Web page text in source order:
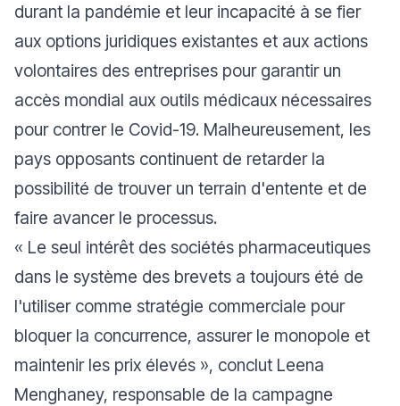
durant la pandémie et leur incapacité à se fier
aux options juridiques existantes et aux actions
volontaires des entreprises pour garantir un
accès mondial aux outils médicaux nécessaires
pour contrer le Covid-19. Malheureusement, les
pays opposants continuent de retarder la
possibilité de trouver un terrain d'entente et de
faire avancer le processus.
« Le seul intérêt des sociétés pharmaceutiques
dans le système des brevets a toujours été de
l'utiliser comme stratégie commerciale pour
bloquer la concurrence, assurer le monopole et
maintenir les prix élevés », conclut Leena
Menghaney, responsable de la campagne